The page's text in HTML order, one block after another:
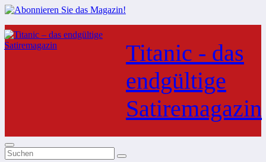
Zum
Inhalt
springen
Titanic - das
endgültige
Satiremagazin